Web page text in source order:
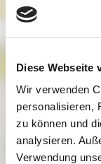
Diese Webseite
Wir verwenden
personalisieren,
zu können und
analysieren.
Verwendung
ABFLUGDATUM:
Wer
(AB 12+ JAHRE):
1